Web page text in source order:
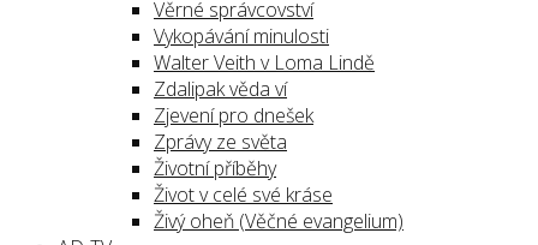
Věrné správcovství
Vykopávání minulosti
Walter Veith v Loma Lindě
Zdalipak věda ví
Zjevení pro dnešek
Zprávy ze světa
Životní příběhy
Život v celé své kráse
Živý oheň (Věčné evangelium)